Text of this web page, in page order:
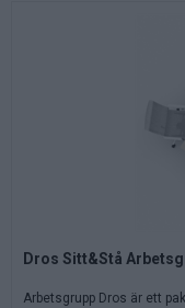
Dros Sitt&Stå
Arbetsgrupp Dros är ett